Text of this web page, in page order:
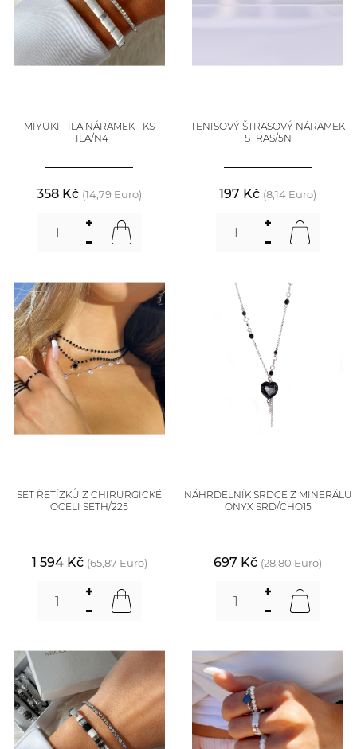
MIYUKI TILA NÁRAMEK 1 KS
TILA/N4
358 Kč (14,79 Euro)
TENISOVÝ ŠTRASOVÝ NÁRAMEK
STRAS/5N
197 Kč (8,14 Euro)
SET ŘETÍZKŮ Z CHIRURGICKÉ
OCELI SETH/225
1 594 Kč (65,87 Euro)
NÁHRDELNÍK SRDCE Z MINERÁLU
ONYX SRD/CHO15
697 Kč (28,80 Euro)